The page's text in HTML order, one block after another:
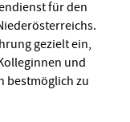
für den
gezielt ein,
und
bestmöglich zu